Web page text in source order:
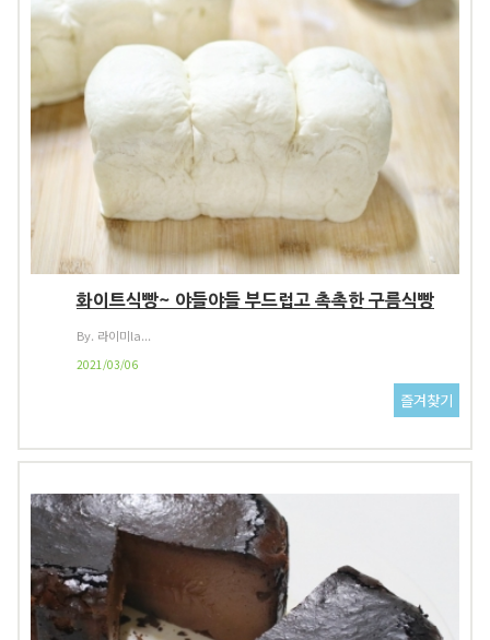
화이트식빵~ 야들야들 부드럽고 촉촉한 구름식빵
By. 라이미la...
2021/03/06